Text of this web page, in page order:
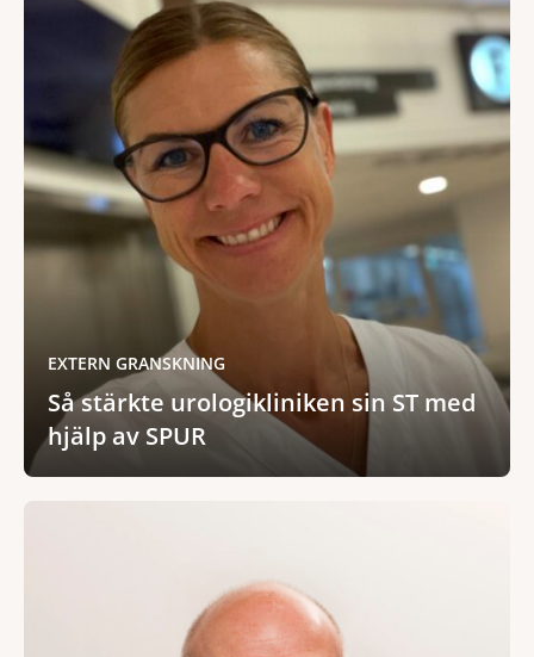
EXTERN GRANSKNING
Så stärkte urologikliniken sin ST med
hjälp av SPUR